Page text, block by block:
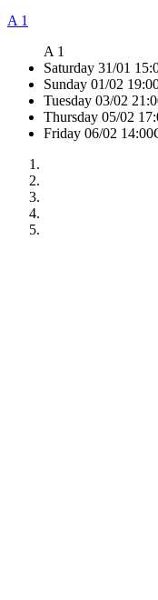
A 1
A 1
Saturday 31/01
Sunday 01/02
Tuesday 03/02
Thursday 05/02
Friday 06/02 14:00